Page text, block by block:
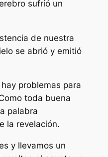
sufrió un
de nuestra
se abrió y emitió
problemas para
toda buena
palabra
la revelación.
y llevamos un